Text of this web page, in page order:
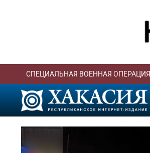
СПЕЦИАЛЬНАЯ ВОЕННАЯ ОПЕРАЦИЯ